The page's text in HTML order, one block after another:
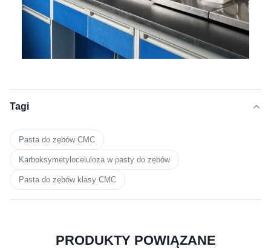
Tagi
Pasta do zębów CMC
Karboksymetyloceluloza w pasty do zębów
Pasta do zębów klasy CMC
PRODUKTY POWIĄZANE